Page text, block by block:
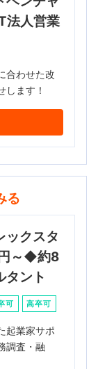
法人営業
合わせた改
します！
る
クスタ
～◆約8
タント
可 高卒可
起業家サポ
調査・融